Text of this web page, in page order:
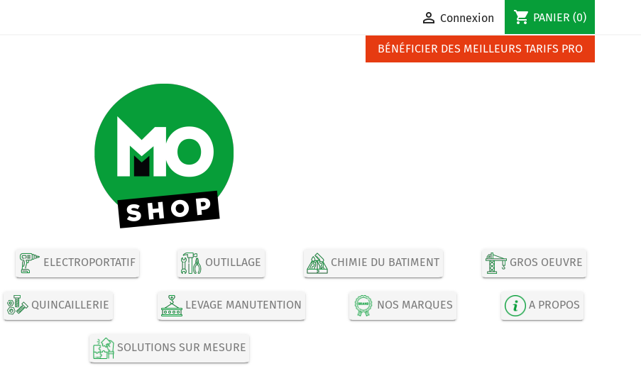
 Connexion shopping_cart PANIER (0)
BÉNÉFICIER DES MEILLEURS TARIFS PRO
ELECTROPORTATIF OUTILLAGE CHIMIE DU BATIMENT GROS OEUVRE
QUINCAILLERIE LEVAGE MANUTENTION NOS MARQUES A PROPOS
SOLUTIONS SUR MESURE